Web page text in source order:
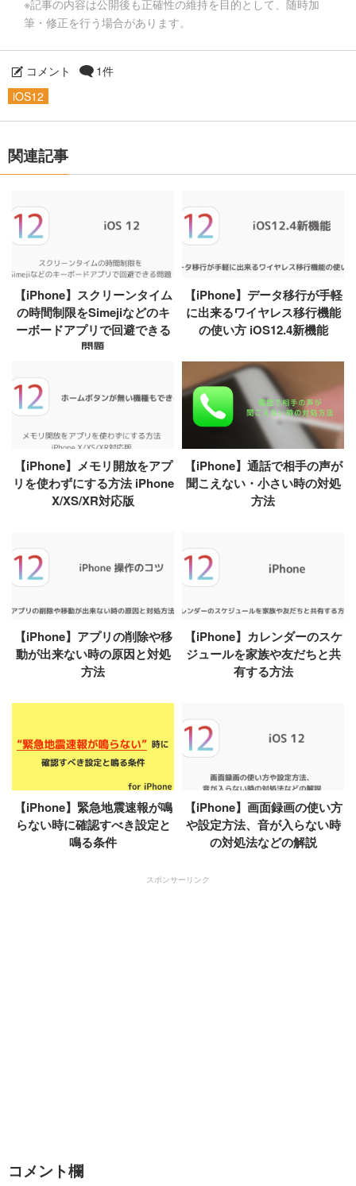
※記事の内容は公開後も正確性の維持を目的として、随時加
筆・修正を行う場合があります。
コメント
1件
iOS12
関連記事
【iPhone】スクリーンタイム
の時間制限をSimejiなどのキ
ーボードアプリで回避できる
問題
【iPhone】データ移行が手軽
に出来るワイヤレス移行機能
の使い方 iOS12.4新機能
【iPhone】メモリ開放をアプ
リを使わずにする方法 iPhone
X/XS/XR対応版
【iPhone】通話で相手の声が
聞こえない・小さい時の対処
方法
【iPhone】アプリの削除や移
動が出来ない時の原因と対処
方法
【iPhone】カレンダーのスケ
ジュールを家族や友だちと共
有する方法
【iPhone】緊急地震速報が鳴
らない時に確認すべき設定と
鳴る条件
【iPhone】画面録画の使い方
や設定方法、音が入らない時
の対処法などの解説
スポンサーリンク
コメント欄